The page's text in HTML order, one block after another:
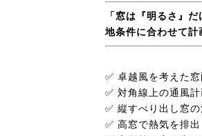
「窓は『明るさ』
地条件に合わせて計
✅ 卓越風を考えた
✅ 対角線上の通風計
✅ 縦すべり出し窓の
✅ 高窓で熱気を排出